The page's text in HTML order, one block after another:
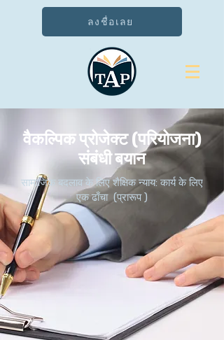
ลงชื่อเลย
वैकल्पिक प्रोजेक्ट (परियोजना)
संबंधी बयान
सामाजिक बदलाव के लिए शैक्षिक न्याय: कार्य के लिए
एक ढाँचा (प्रारूप )